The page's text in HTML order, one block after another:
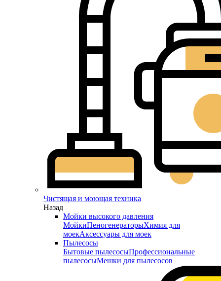
Чистящая и моющая техника
Назад
Мойки высокого давления
МойкиПеногенераторыХимия для
моекАксессуары для моек
Пылесосы
Бытовые пылесосыПрофессиональные
пылесосыМешки для пылесосов